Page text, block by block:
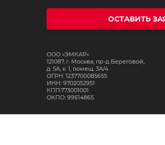
ОСТАВИТЬ
ООО «ЭМКАР»
121087, г. Москва, пр-д Береговой,
д. 5А, к. 1, помещ. 3А/4
ОГРН: 1237700085655
ИНН: 9702052951
КПП:773001001
ОКПО: 99614865